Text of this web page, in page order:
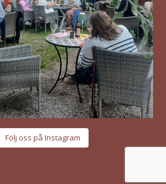
Följ oss på Instagram